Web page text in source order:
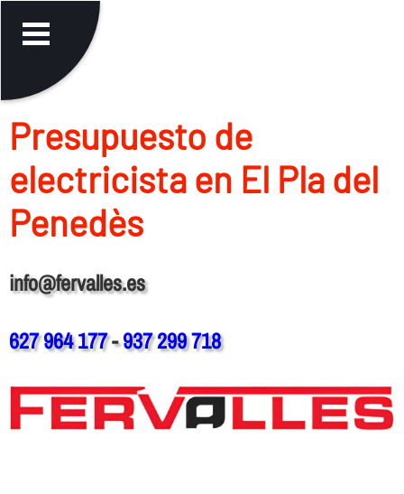
Presupuesto de
electricista en El Pla del
Penedès
info@fervalles.es
627 964 177-937 299 718